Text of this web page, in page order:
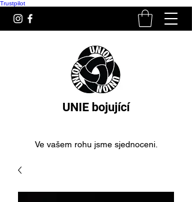
Trustpilot
UNIE bojující
Ve vašem rohu jsme sjednoceni.